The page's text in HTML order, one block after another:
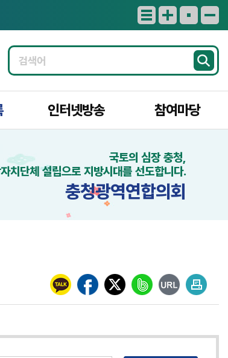
인터넷방송 참여마당
국토의 심장 충청,
치단체 설립으로 지방시대를 선도합니다.
충청광역연합의회